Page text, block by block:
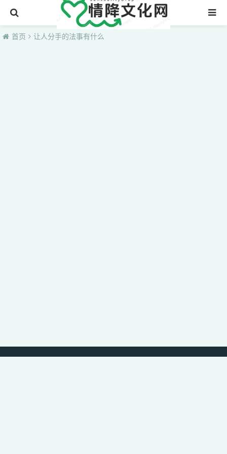
首页
首页 让人分手的法事有什么